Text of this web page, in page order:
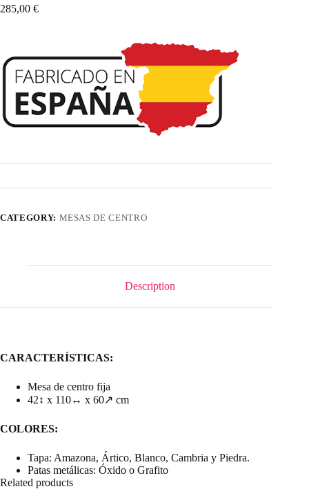
285,00 €
CATEGORY: MESAS DE CENTRO
Description
CARACTERÍSTICAS:
Mesa de centro fija
42↕ x 110↔ x 60↗ cm
COLORES:
Tapa: Amazona, Ártico, Blanco, Cambria y Piedra.
Patas metálicas: Óxido o Grafito
Related products